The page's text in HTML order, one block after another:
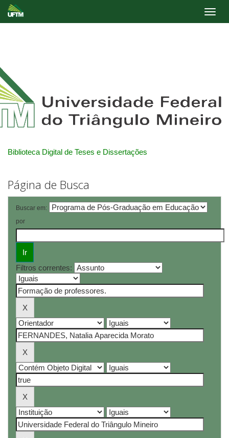
Biblioteca Digital de Teses e Dissertações
Página de Busca
Buscar em:
por
Filtros correntes: